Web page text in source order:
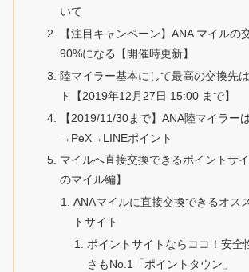
いて
【注目キャンペーン】ANA マイルの
90%になる【開催時更新】
陸マイラー基本にして最高の交換先
ト【2019年12月27日 15:00 まで】
【2019/11/30まで】ANA陸マイラー
→PeX→LINEポイント
マイルへ直接交換できるポイントサ
のマイル編】
ANAマイルに直接交換できるオス
トサイト
ポイントサイトならココ！安全
さもNo.1「ポイントタウン」